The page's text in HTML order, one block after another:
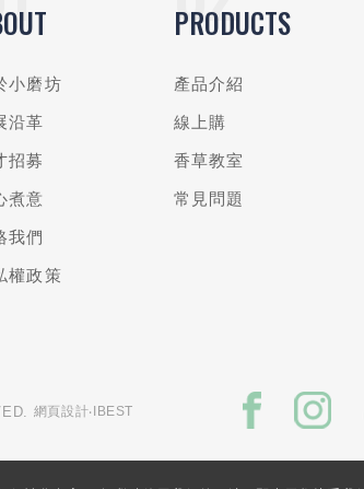
小磨坊
沿革
招募
煮意
我們
權政策
PRODUCTS
產品介紹
線上購
香草教室
常見問題
網頁設計‧IBEST